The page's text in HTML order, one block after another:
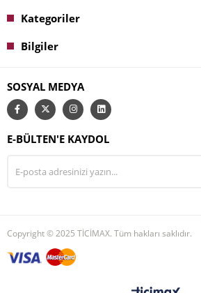
Kategoriler
Bilgiler
SOSYAL MEDYA
E-BÜLTEN'E KAYDOL
Copyright © 2025 TİCİMAX. Tüm hakları saklıdır.